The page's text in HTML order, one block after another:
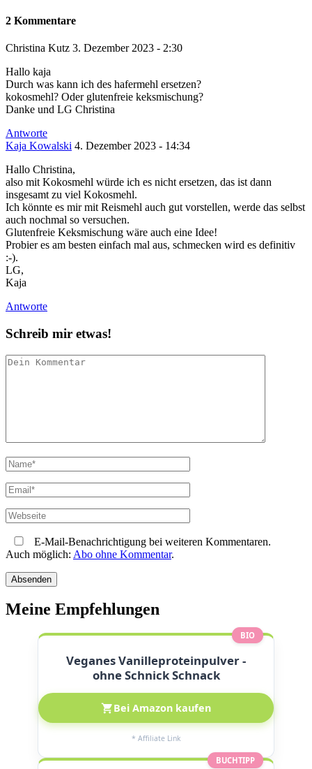
2 Kommentare
Christina Kutz 3. Dezember 2023 - 2:30
Hallo kaja
Durch was kann ich des hafermehl ersetzen?
kokosmehl? Oder glutenfreie keksmischung?
Danke und LG Christina
Antworte
Kaja Kowalski 4. Dezember 2023 - 14:34
Hallo Christina,
also mit Kokosmehl würde ich es nicht ersetzen, das ist dann
insgesamt zu viel Kokosmehl.
Ich könnte es mir mit Reismehl auch gut vorstellen, werde das selbst
auch nochmal so versuchen.
Glutenfreie Keksmischung wäre auch eine Idee!
Probier es am besten einfach mal aus, schmecken wird es definitiv
:-).
LG,
Kaja
Antworte
Schreib mir etwas!
E-Mail-Benachrichtigung bei weiteren Kommentaren.
Auch möglich: Abo ohne Kommentar.
Meine Empfehlungen
BIO
Veganes Vanilleproteinpulver -
ohne Schnick Schnack
Bei Amazon kaufen
* Affiliate Link
BUCHTIPP